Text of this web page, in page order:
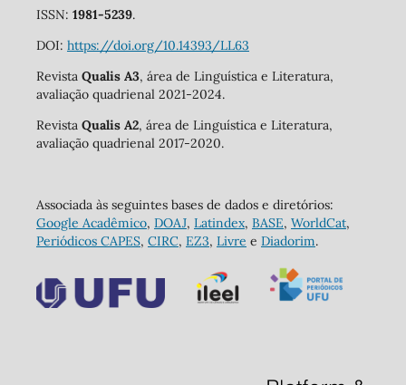
ISSN: 1981-5239.
DOI: https://doi.org/10.14393/LL63
Revista Qualis A3, área de Linguística e Literatura,
avaliação quadrienal 2021-2024.
Revista Qualis A2, área de Linguística e Literatura,
avaliação quadrienal 2017-2020.
Associada às seguintes bases de dados e diretórios:
Google Acadêmico, DOAJ, Latindex, BASE, WorldCat,
Periódicos CAPES, CIRC, EZ3, Livre e Diadorim.